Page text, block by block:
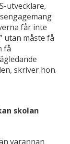
utvecklare,
får inte
utan måste få
få
skriver hon.
skolan
varannan